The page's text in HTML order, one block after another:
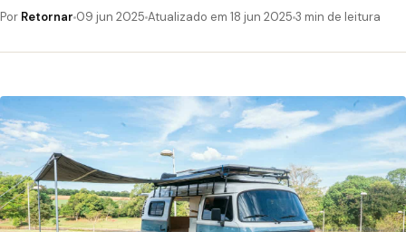
Por Retornar 09 jun 2025 Atualizado em 18 jun 2025 3 min de leitura